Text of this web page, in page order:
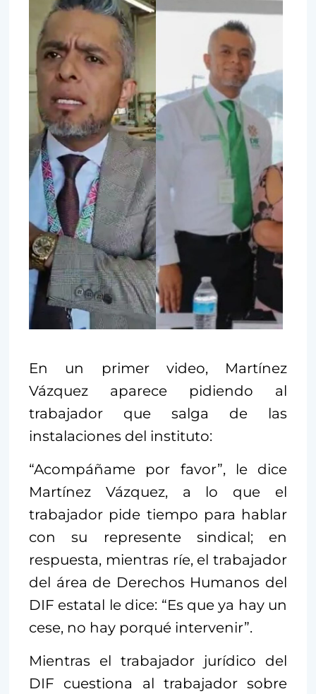
En un primer video, Martínez
Vázquez aparece pidiendo al
trabajador que salga de las
instalaciones del instituto:
“Acompáñame por favor”, le dice
Martínez Vázquez, a lo que el
trabajador pide tiempo para hablar
con su represente sindical; en
respuesta, mientras ríe, el trabajador
del área de Derechos Humanos del
DIF estatal le dice: “Es que ya hay un
cese, no hay porqué intervenir”.
Mientras el trabajador jurídico del
DIF cuestiona al trabajador sobre